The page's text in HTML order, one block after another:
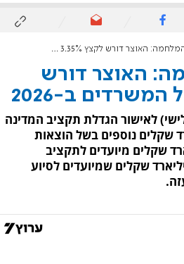
האוצר דורש לקצץ 3.35% מכל המשרדים ב-2026
האוצר דורש
לאישור הגדלת תקציב המדינה
בכ-31 מיליארד שקלים נוספים בשל הוצאות
28 מיליארד שקלים מיועדים לתקציב
בכללם גם 1.5 מיליארד שקלים שמיועדים לסיוע